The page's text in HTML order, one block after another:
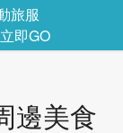
旅服
即GO
邊美食